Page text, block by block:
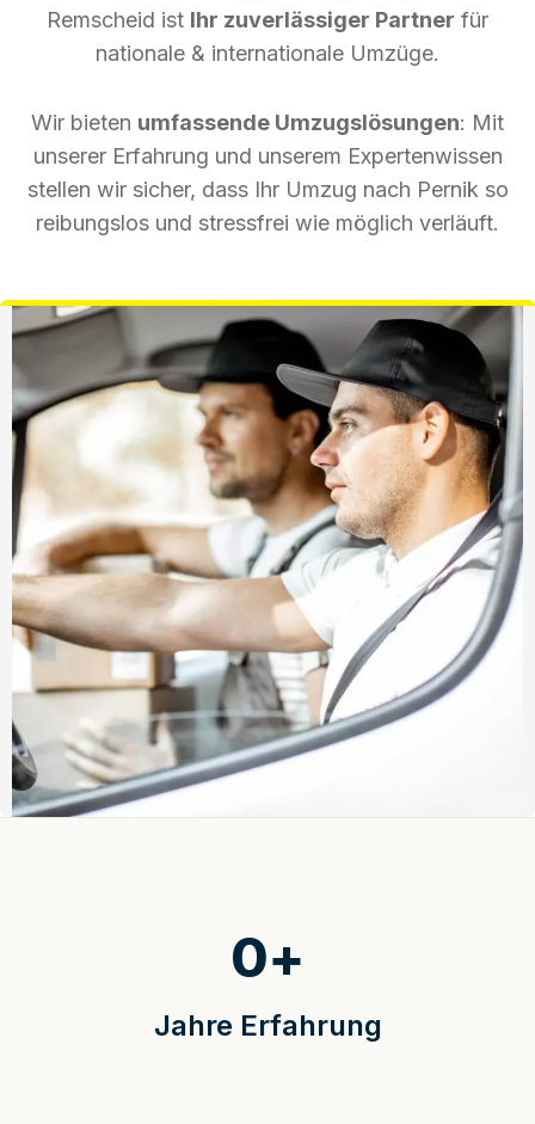
Remscheid ist Ihr zuverlässiger Partner für
nationale & internationale Umzüge.
Wir bieten umfassende Umzugslösungen: Mit
unserer Erfahrung und unserem Expertenwissen
stellen wir sicher, dass Ihr Umzug nach Pernik so
reibungslos und stressfrei wie möglich verläuft.
Jahre Erfahrung
0+